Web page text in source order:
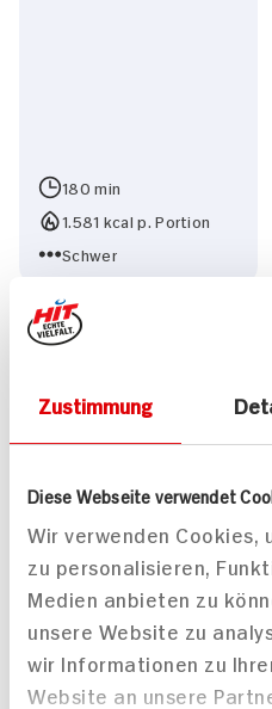
Zustimmung
Diese Webseite verwendet
Wir verwenden Cookies,
zu personalisieren,
Medien anbieten zu
unsere Website zu
wir Informationen zu
Website an unsere
180 min
1.581 kcal p. Portion
Schwer